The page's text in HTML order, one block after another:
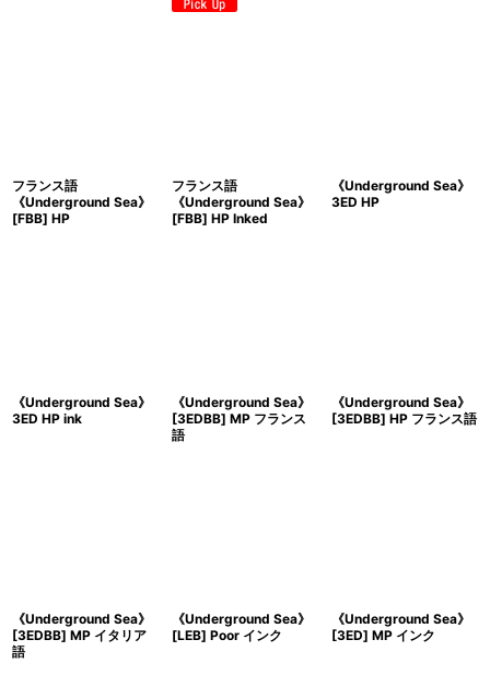
フランス語
《Underground Sea》
[FBB] HP
フランス語
《Underground Sea》
[FBB] HP Inked
《Underground Sea》
3ED HP
《Underground Sea》
3ED HP ink
《Underground Sea》
[3EDBB] MP フランス
語
《Underground Sea》
[3EDBB] HP フランス語
《Underground Sea》
[3EDBB] MP イタリア
語
《Underground Sea》
[LEB] Poor インク
《Underground Sea》
[3ED] MP インク